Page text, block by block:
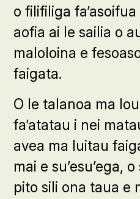
o filifiliga
aofia ai le sailia o
maloloina e
faigata.
O le talanoa ma
fa’atatau i nei
avea ma luitau
mai e su’esu’ega,
pito sili ona taua e